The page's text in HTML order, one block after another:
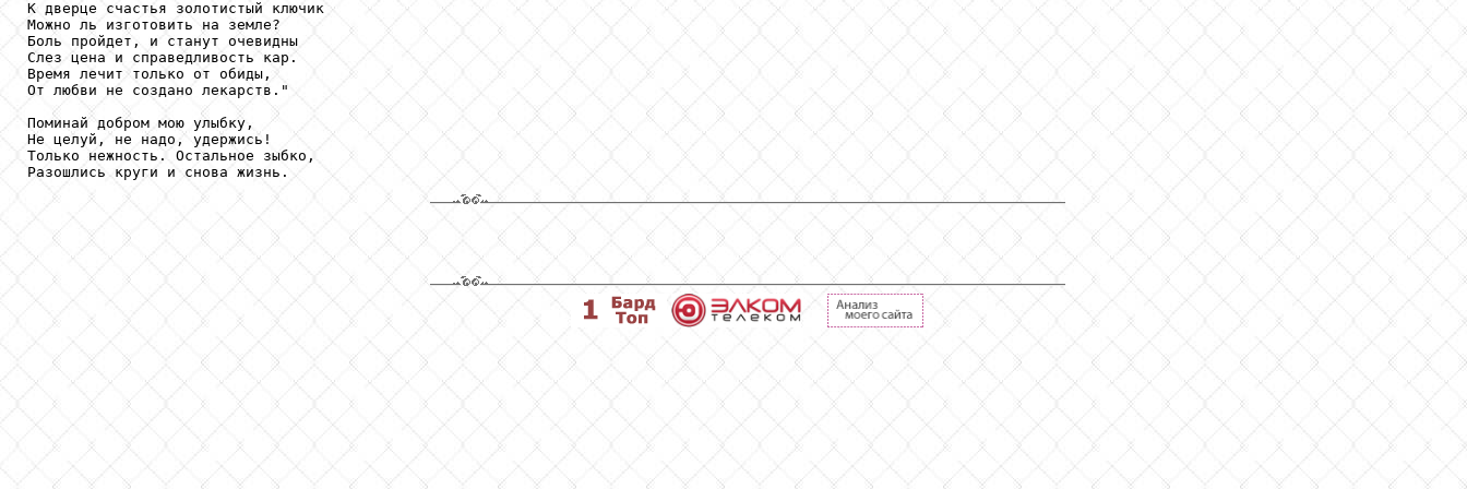
К дверце счастья золотистый ключик
Можно ль изготовить на земле?
Боль пройдет, и станут очевидны
Слез цена и справедливость кар.
Время лечит только от обиды,
От любви не создано лекарств."
Поминай добром мою улыбку,
Не целуй, не надо, удержись!
Только нежность. Остальное зыбко,
Разошлись круги и снова жизнь.